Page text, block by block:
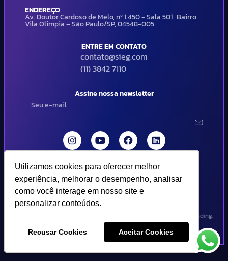
Utilizamos cookies para oferecer melhor
experiência, melhorar o desempenho, analisar
como você interage em nosso site e
personalizar conteúdos.
Recusar Cookies Aceitar Cookies
Utilizamos cookies para oferecer melhor
experiência, melhorar o desempenho, analisar
como você interage em nosso site e
personalizar conteúdos.
Recusar Cookies Aceitar Cookies
ENDEREÇO
Av. Doutor Cardoso de Melo, nº 1.450 - Sala 501 Bairro
Vila Olimpia – São Paulo/SP, 04548-005
ENTRE EM CONTATO
contato@sieg.com
(11) 3842 7110
Assine nossa newsletter
© 2024 SIEG Soluções Fiscais Estratégicas. Todos os direitos
reservados | Termos de uso e política de privacidade..
Design por Empória Branding.